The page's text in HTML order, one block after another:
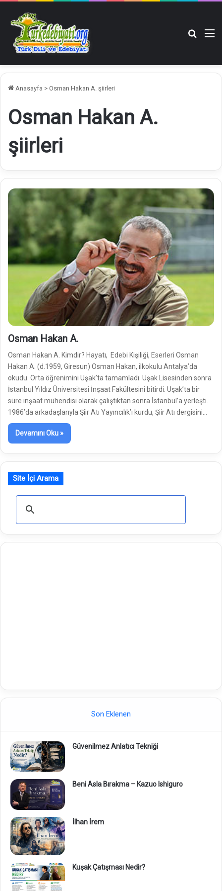
Anasayfa > Osman Hakan A. şiirleri
Osman Hakan A.
şiirleri
Osman Hakan A.
Osman Hakan A. Kimdir? Hayatı, Edebi Kişiliği, Eserleri Osman
Hakan A. (d.1959, Giresun) Osman Hakan, ilkokulu Antalya’da
okudu. Orta öğrenimini Uşak’ta tamamladı. Uşak Lisesinden sonra
İstanbul Yıldız Üniversitesi İnşaat Fakültesini bitirdi. Uşak’ta bir
süre inşaat mühendisi olarak çalıştıktan sonra İstanbul’a yerleşti.
1986’da arkadaşlarıyla Şiir Atı Yayıncılık’ı kurdu, Şiir Atı dergisini…
Devamını Oku »
Site İçi Arama
Son Eklenen
Güvenilmez Anlatıcı Tekniği
Beni Asla Bırakma – Kazuo Ishiguro
İlhan İrem
Kuşak Çatışması Nedir?